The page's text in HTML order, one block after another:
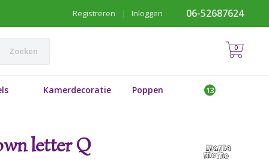
06-52687624
Inloggen
|
Registreren
Zoeken 0
Kamerdecoratie Poppen
letter Q